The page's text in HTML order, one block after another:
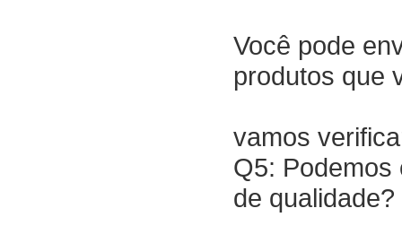
Você pode
produtos que
vamos
Q5: Podemos
de qualidade?